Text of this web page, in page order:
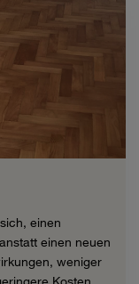
einen
einen neuen
weniger